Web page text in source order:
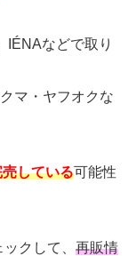
IÉNAなどで取り
マ・ヤフオクな
売している可能性
クして、 再販情